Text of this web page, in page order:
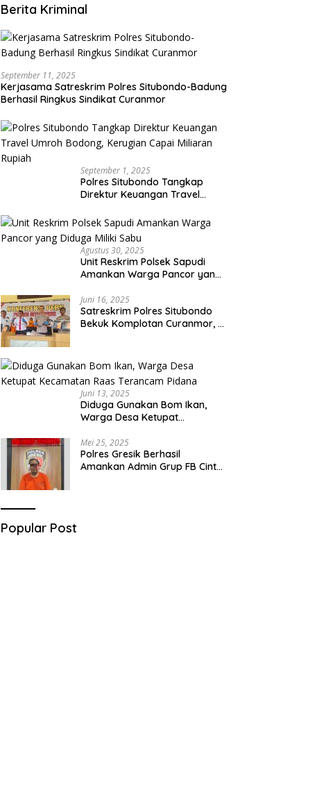
Berita Kriminal
September 11, 2025
Kerjasama Satreskrim Polres Situbondo-Badung
Berhasil Ringkus Sindikat Curanmor
September 1, 2025
Polres Situbondo Tangkap
Direktur Keuangan Travel
Capai Miliaran Rupiah
Agustus 30, 2025
Unit Reskrim Polsek Sapudi
Amankan Warga Pancor yang
Juni 16, 2025
Satreskrim Polres Situbondo
Bekuk Komplotan Curanmor, 9
Juni 13, 2025
Diduga Gunakan Bom Ikan,
Warga Desa Ketupat
Pidana
Mei 25, 2025
Polres Gresik Berhasil
Amankan Admin Grup FB Cinta
Popular Post